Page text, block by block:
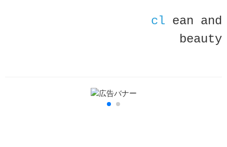
cl ean and
beauty